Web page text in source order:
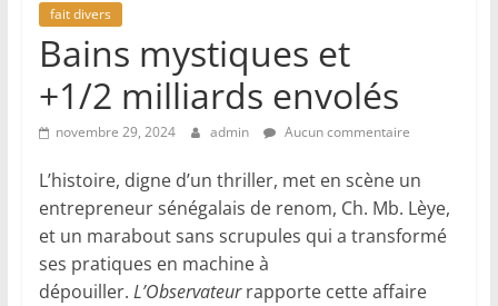
fait divers
Bains mystiques et
+1/2 milliards envolés
novembre 29, 2024 admin Aucun commentaire
L’histoire, digne d’un thriller, met en scène un
entrepreneur sénégalais de renom, Ch. Mb. Lèye,
et un marabout sans scrupules qui a transformé
ses pratiques en machine à
dépouiller. L’Observateurrapporte cette affaire